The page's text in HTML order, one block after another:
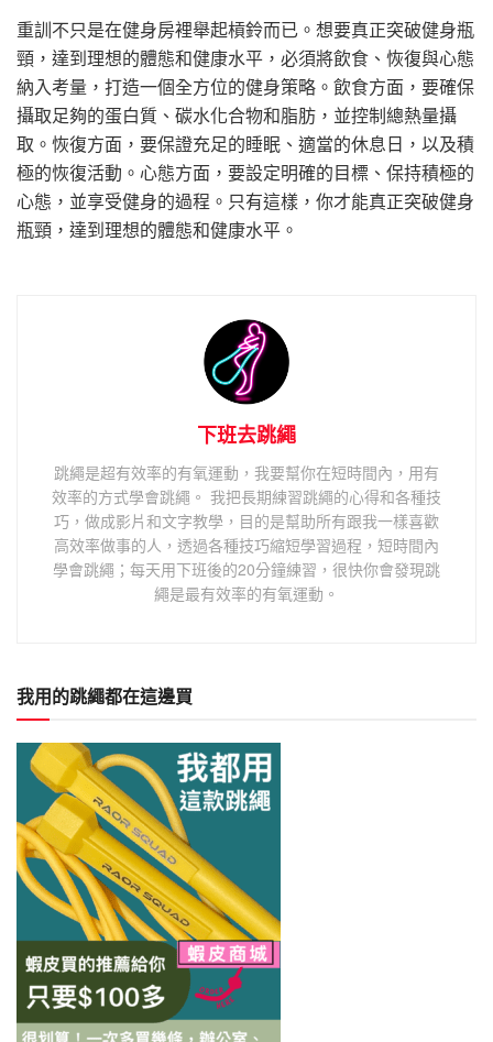
重訓不只是在健身房裡舉起槓鈴而已。想要真正突破健身瓶
頸，達到理想的體態和健康水平，必須將飲食、恢復與心態
納入考量，打造一個全方位的健身策略。飲食方面，要確保
攝取足夠的蛋白質、碳水化合物和脂肪，並控制總熱量攝
取。恢復方面，要保證充足的睡眠、適當的休息日，以及積
極的恢復活動。心態方面，要設定明確的目標、保持積極的
心態，並享受健身的過程。只有這樣，你才能真正突破健身
瓶頸，達到理想的體態和健康水平。
下班去跳繩
跳繩是超有效率的有氧運動，我要幫你在短時間內，用有
效率的方式學會跳繩。 我把長期練習跳繩的心得和各種技
巧，做成影片和文字教學，目的是幫助所有跟我一樣喜歡
高效率做事的人，透過各種技巧縮短學習過程，短時間內
學會跳繩；每天用下班後的20分鐘練習，很快你會發現跳
繩是最有效率的有氧運動。
我用的跳繩都在這邊買